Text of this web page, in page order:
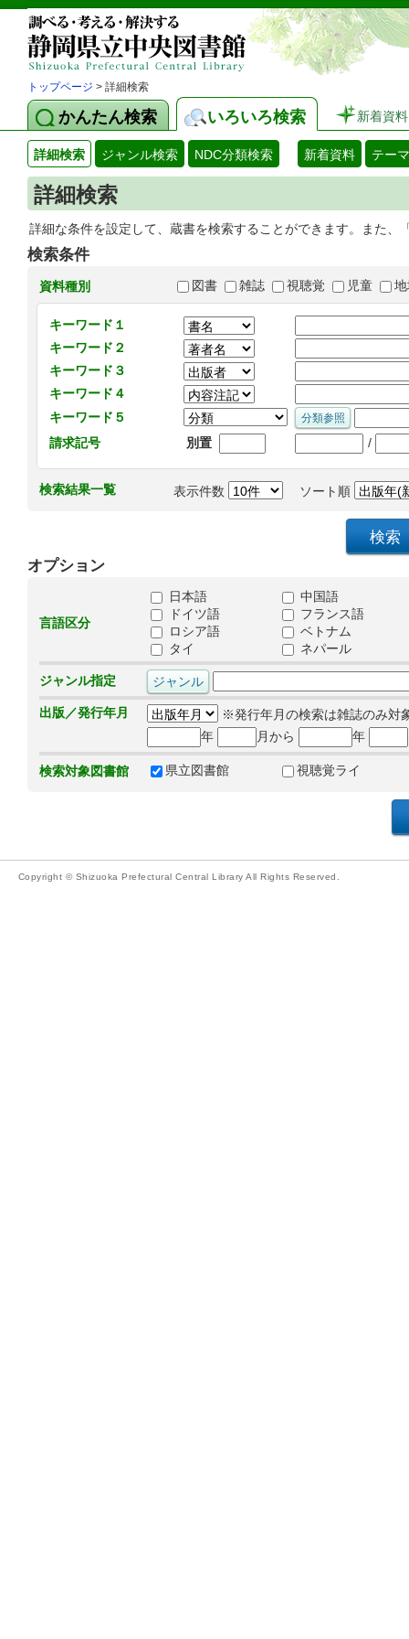
トップページ > 詳細検索
かんたん検索 いろいろ検索 新着資料
詳細検索 ジャンル検索 NDC分類検索 新着資料 テー
詳細検索
詳細な条件を設定して、蔵書を検索することができます。また
検索条件
資料種別 図書 雑誌 視聴覚 児童
キーワード１
キーワード２
キーワード３
キーワード４
キーワード５
請求記号
別置 /
検索結果一覧 表示件数 ソート順
オプション
言語区分
日本語
中国語
ドイツ語
フランス語
ロシア語
ベトナム
タイ
ネパール
ジャンル指定
出版／発行年月
※発行年月の検索は雑誌のみ対
年
月から 年
検索対象図書館 県立図書館 視聴覚ライ
Copyright © Shizuoka Prefectural Central Library All Rights Reserved.